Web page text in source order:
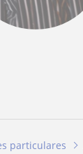
particulares